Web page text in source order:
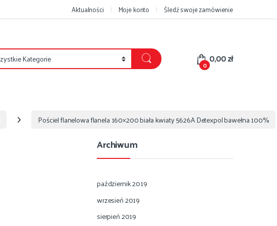
Aktualności Moje konto Śledź swoje zamówienie
0 0,00zł
Pościel flanelowa flanela 160×200 biała kwiaty 5626A Detexpol bawełna 100%
Archiwum
październik 2019
wrzesień 2019
sierpień 2019